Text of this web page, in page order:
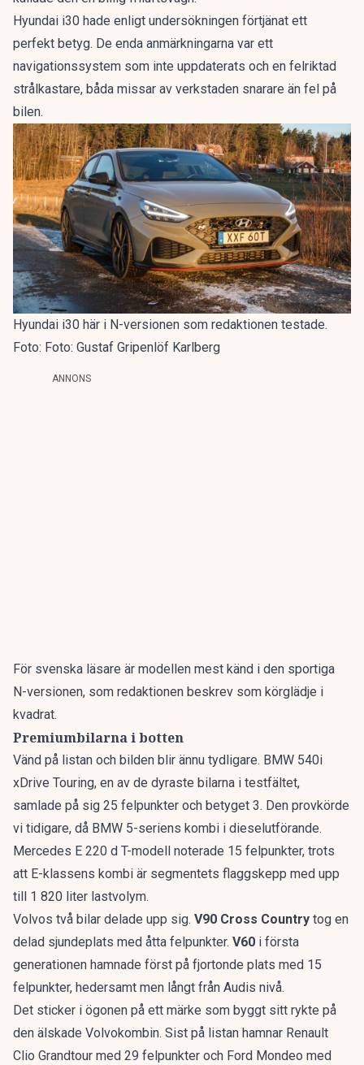
Hyundai i30 hade enligt undersökningen förtjänat ett
perfekt betyg. De enda anmärkningarna var ett
navigationssystem som inte uppdaterats och en felriktad
strålkastare, båda missar av verkstaden snarare än fel på
bilen.
Hyundai i30 här i N-versionen som redaktionen testade.
Foto: Foto: Gustaf Gripenlöf Karlberg
ANNONS
För svenska läsare är modellen mest känd i den sportiga
N-versionen, som redaktionen beskrev som körglädje i
kvadrat.
Premiumbilarna i botten
Vänd på listan och bilden blir ännu tydligare. BMW 540i
xDrive Touring, en av de dyraste bilarna i testfältet,
samlade på sig 25 felpunkter och betyget 3. Den provkörde
vi tidigare, då BMW 5-seriens kombi i dieselutförande.
Mercedes E 220 d T-modell noterade 15 felpunkter, trots
att E-klassens kombi är segmentets flaggskepp med upp
till 1 820 liter lastvolym.
Volvos två bilar delade upp sig. V90 Cross Country tog en
delad sjundeplats med åtta felpunkter. V60 i första
generationen hamnade först på fjortonde plats med 15
felpunkter, hedersamt men långt från Audis nivå.
Det sticker i ögonen på ett märke som byggt sitt rykte på
den älskade Volvokombin. Sist på listan hamnar Renault
Clio Grandtour med 29 felpunkter och Ford Mondeo med